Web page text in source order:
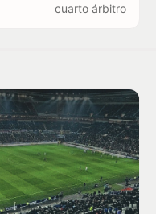
cuarto árbitro